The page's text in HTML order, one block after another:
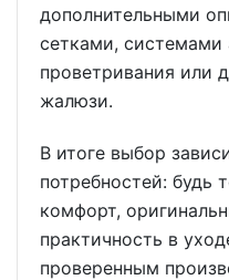
дополнительными
сетками, системами
проветривания или
жалюзи.
В итоге выбор
потребностей: будь
комфорт,
практичность в
проверенным